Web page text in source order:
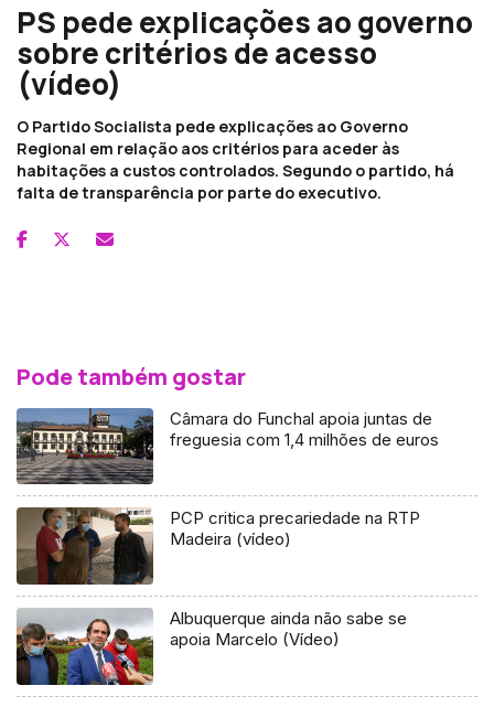
PS pede explicações ao governo
sobre critérios de acesso
(vídeo)
O Partido Socialista pede explicações ao Governo
Regional em relação aos critérios para aceder às
habitações a custos controlados. Segundo o partido, há
falta de transparência por parte do executivo.
Pode também gostar
Câmara do Funchal apoia juntas de
freguesia com 1,4 milhões de euros
PCP critica precariedade na RTP
Madeira (vídeo)
Albuquerque ainda não sabe se
apoia Marcelo (Vídeo)